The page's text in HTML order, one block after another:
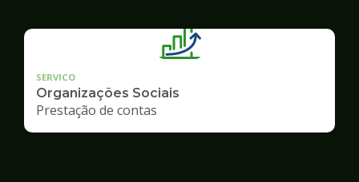
SERVICO
Organizações Sociais
Prestação de contas